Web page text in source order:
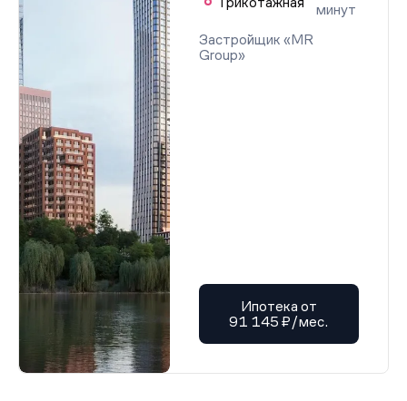
минут
Застройщик «MR
Group»
Ипотека от
91 145 ₽/мес.